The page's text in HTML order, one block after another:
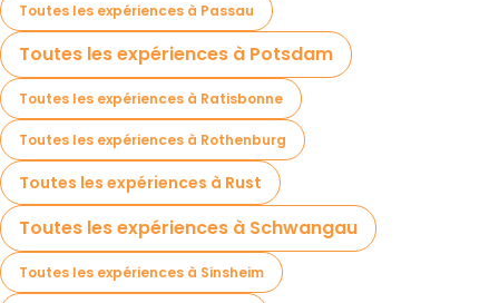
Toutes les expériences à Passau
Toutes les expériences à Potsdam
Toutes les expériences à Ratisbonne
Toutes les expériences à Rothenburg
Toutes les expériences à Rust
Toutes les expériences à Schwangau
Toutes les expériences à Sinsheim